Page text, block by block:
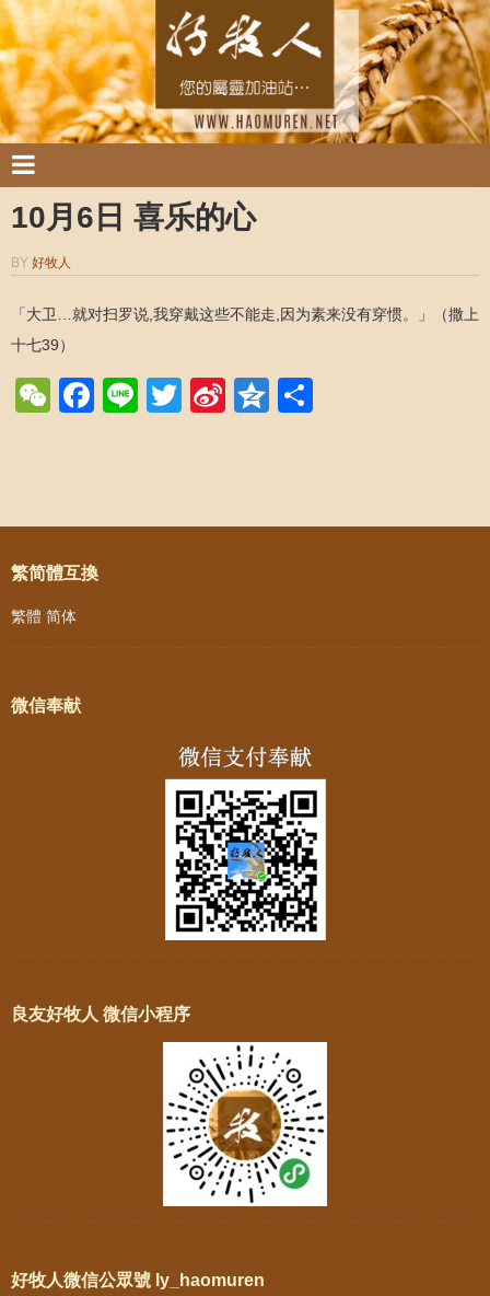
10月6日 喜乐的心
BY 好牧人
「大卫…就对扫罗说,我穿戴这些不能走,因为素来没有穿惯。」（撒上
十七39）
WeChat
Facebook
LineTwitter
SinaQzone
Post navigation
繁简體互換
繁體 简体
微信奉献
良友好牧人 微信小程序
好牧人微信公眾號 ly_haomuren